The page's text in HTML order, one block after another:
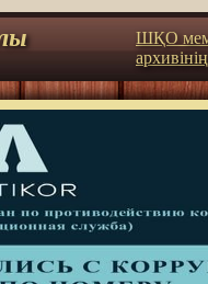
ШҚО